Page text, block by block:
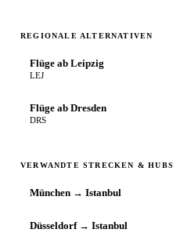
REGIONALE ALTERNATIVEN
Flüge ab Leipzig
LEJ
Flüge ab Dresden
DRS
VERWANDTE STRECKEN & HUBS
München → Istanbul
Düsseldorf → Istanbul